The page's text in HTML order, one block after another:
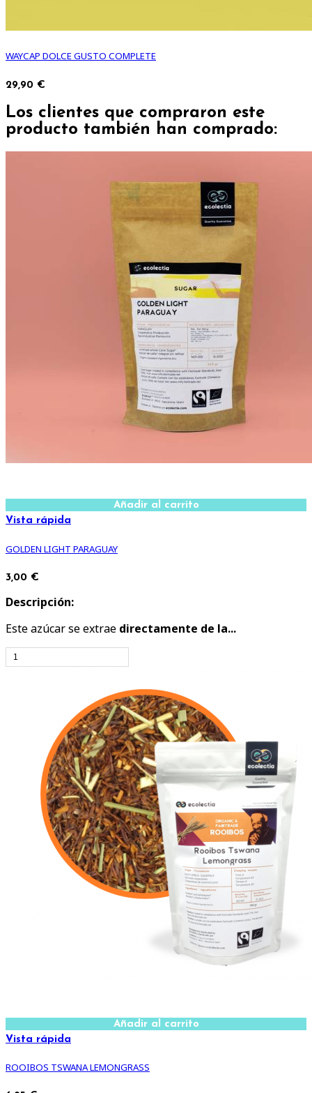
WAYCAP DOLCE GUSTO COMPLETE
29,90 €
Los clientes que compraron este
producto también han comprado:
Añadir al carrito
Vista rápida
GOLDEN LIGHT PARAGUAY
3,00 €
Descripción:
Este azúcar se extrae directamente de la...
Añadir al carrito
Vista rápida
ROOIBOS TSWANA LEMONGRASS